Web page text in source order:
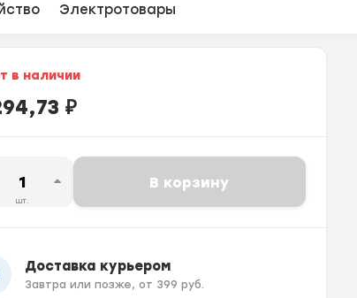
Электротовары
в наличии
₽
шт.
В корзину
Доставка курьером
Завтра или позже, от 399 руб.